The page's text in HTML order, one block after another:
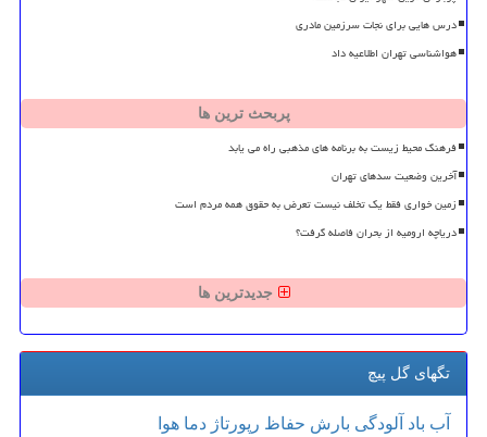
درس هایی برای نجات سرزمین مادری
هواشناسی تهران اطلاعیه داد
پربحث ترین ها
فرهنگ محیط زیست به برنامه های مذهبی راه می یابد
آخرین وضعیت سدهای تهران
زمین خواری فقط یک تخلف نیست تعرض به حقوق همه مردم است
دریاچه ارومیه از بحران فاصله گرفت؟
جدیدترین ها
تگهای گل پیچ
آب باد آلودگی بارش حفاظ رپورتاژ دما هوا